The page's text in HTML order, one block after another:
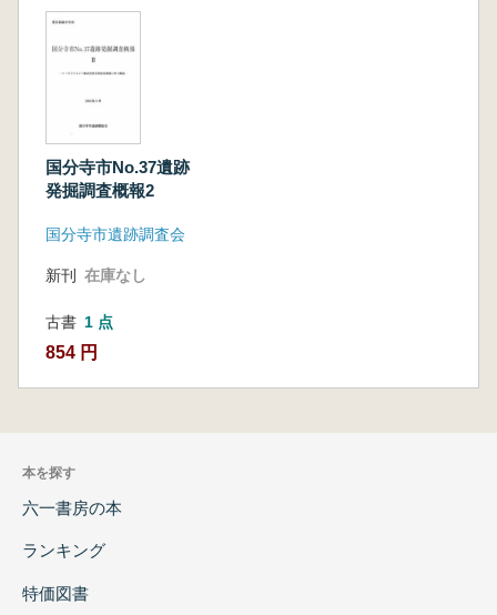
国分寺市No.37遺跡
発掘調査概報2
国分寺市遺跡調査会
新刊 在庫なし
古書 1 点
854 円
本を探す
六一書房の本
ランキング
特価図書